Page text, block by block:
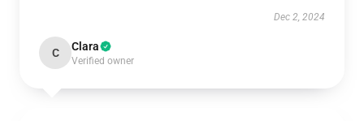
Dec 2, 2024
C Clara
Verified owner